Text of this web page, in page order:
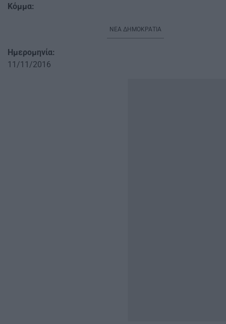
Κόμμα:
ΝΕΑ ΔΗΜΟΚΡΑΤΙΑ
Ημερομηνία:
11/11/2016